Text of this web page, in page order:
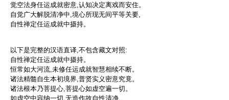
觉空法身任运成就密意,认知决定离戏而安住。
自觉广大解脱清净中,境心所现无间平等关要,
自性禅定任运成就中摄持。
以下是完整的汉语直译,不包含藏文对照:
自性禅定任运成就中摄持。
恒常如大河流,未修任运成就智慧相续不断。
诸法精髓自生本初境界,普贤实义密意究竟。
诸法根本乃菩提心,菩提心如虚空遍一切。
如虚空中容纳一切,无造作故自性清净,